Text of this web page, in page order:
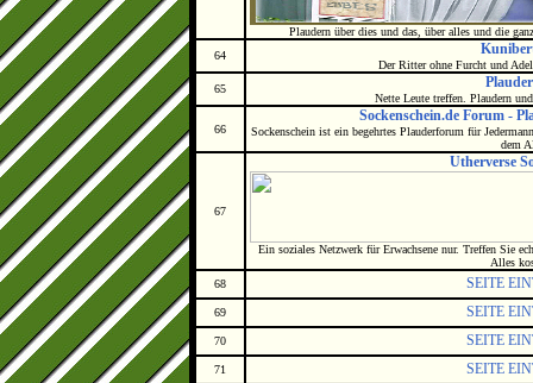
Plaudern über dies und das, über alles und die
64
Der Ritter ohne Furcht und
65
Nette Leute treffen. Plaudern
66
Sockenschein.de Forum -
Sockenschein ist ein begehrtes Plauderforum für
dem
67
Utherverse
Ein soziales Netzwerk für Erwachsene nur. Treffen Sie
Alles
68
SEITE
69 SEITE
70 SEITE
71 SEITE